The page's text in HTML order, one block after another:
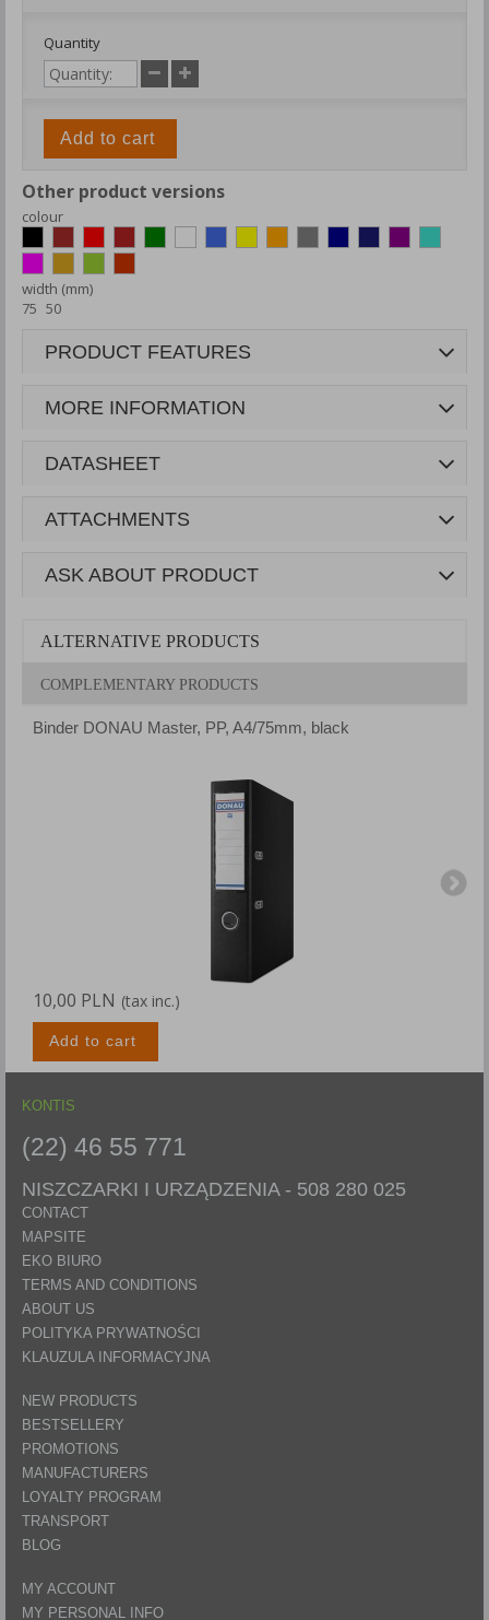
Quantity
Add to cart
Other product versions
colour
width (mm)
75 50
PRODUCT FEATURES
MORE INFORMATION
DATASHEET
ATTACHMENTS
ASK ABOUT PRODUCT
ALTERNATIVE PRODUCTS
COMPLEMENTARY PRODUCTS
Binder DONAU Master, PP, A4/75mm, black
10,00 PLN (tax inc.)
Add to cart
KONTIS
(22) 46 55 771
NISZCZARKI I URZĄDZENIA - 508 280 025
CONTACT
MAPSITE
EKO BIURO
TERMS AND CONDITIONS
ABOUT US
POLITYKA PRYWATNOŚCI
KLAUZULA INFORMACYJNA
NEW PRODUCTS
BESTSELLERY
PROMOTIONS
MANUFACTURERS
LOYALTY PROGRAM
TRANSPORT
BLOG
MY ACCOUNT
MY PERSONAL INFO